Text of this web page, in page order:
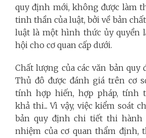
quy định mới, không được làm
tinh thần của luật, bởi về bản
luật là một hình thức ủy quyền
hội cho cơ quan cấp dưới.
Chất lượng của các văn bản
Thủ đô được đánh giá trên cơ
tính hợp hiến, hợp pháp, tính
khả thi... Vì vậy, việc kiểm soát
bản quy định chi tiết thi hành
nhiệm của cơ quan thẩm định,